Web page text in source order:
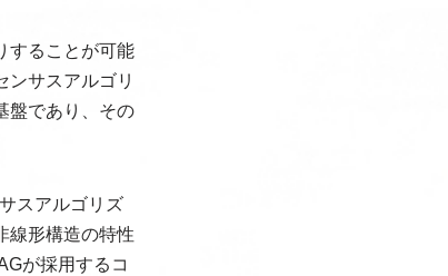
することが可能
ンサスアルゴリ
盤であり、その
スアルゴリズ
線形構造の特性
が採用するコ